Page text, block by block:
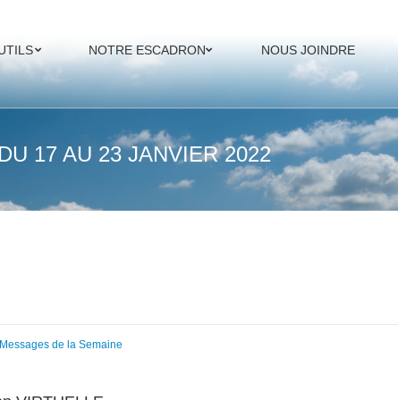
NOTRE ESCADRON NOUS JOINDRE
17 AU 23 JANVIER 2022
Messages de la Semaine